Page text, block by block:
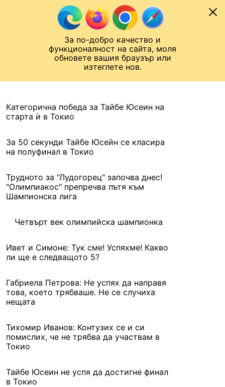
За по-добро качество и
функционалност на сайта, моля
обновете вашия браузър или
изтеглете нов.
Към съдържанието
Лига на Конференциите
Категорична победа за Тайбе Юсеин на
старта ѝ в Токио
За 50 секунди Тайбе Юсейн се класира
на полуфинал в Токио
Трудното за "Лудогорец" започва днес!
"Олимпиакос" препречва пътя към
Шампионска лига
Четвърт век олимпийска шампионка
Ивет и Симоне: Тук сме! Успяхме! Какво
ли ще е следващото 5?
Габриела Петрова: Не успях да направя
това, което трябваше. Не се случиха
нещата
Тихомир Иванов: Контузих се и си
помислих, че не трябва да участвам в
Токио
Тайбе Юсеин не успя да достигне финал
в Токио